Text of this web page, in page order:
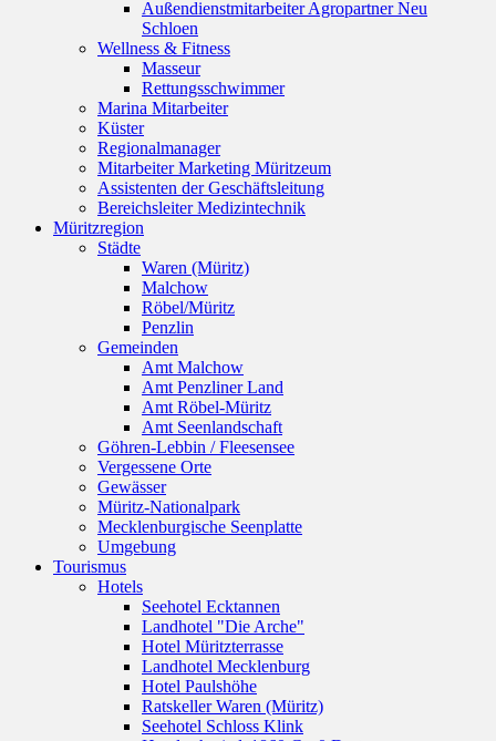
Außendienstmitarbeiter Agropartner Neu
Schloen
Wellness & Fitness
Masseur
Rettungsschwimmer
Marina Mitarbeiter
Küster
Regionalmanager
Mitarbeiter Marketing Müritzeum
Assistenten der Geschäftsleitung
Bereichsleiter Medizintechnik
Müritzregion
Städte
Waren (Müritz)
Malchow
Röbel/Müritz
Penzlin
Gemeinden
Amt Malchow
Amt Penzliner Land
Amt Röbel-Müritz
Amt Seenlandschaft
Göhren-Lebbin / Fleesensee
Vergessene Orte
Gewässer
Müritz-Nationalpark
Mecklenburgische Seenplatte
Umgebung
Tourismus
Hotels
Seehotel Ecktannen
Landhotel "Die Arche"
Hotel Müritzterrasse
Landhotel Mecklenburg
Hotel Paulshöhe
Ratskeller Waren (Müritz)
Seehotel Schloss Klink